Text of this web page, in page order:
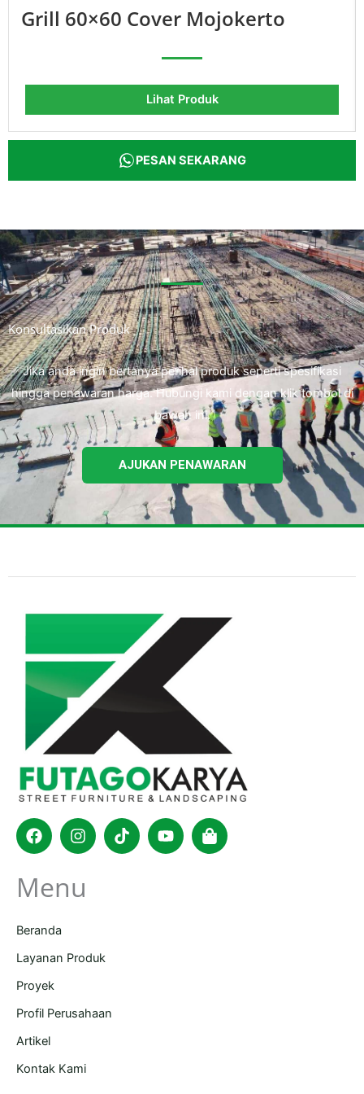
Grill 60×60 Cover Mojokerto
Lihat Produk
PESAN SEKARANG
Konsultasikan Produk
Jika anda ingin bertanya perihal produk seperti spesifikasi
hingga penawaran harga. Hubungi kami dengan klik tombol di
bawah ini.
AJUKAN PENAWARAN
FacebookInstagram
TiktokYoutubeShopping-
bag
Menu
Beranda
Layanan Produk
Proyek
Profil Perusahaan
Artikel
Kontak Kami